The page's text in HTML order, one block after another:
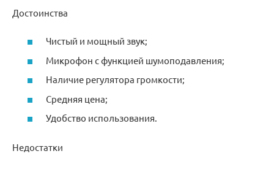
Достоинства
Чистый и мощный звук;
Микрофон с функцией шумоподавления;
Наличие регулятора громкости;
Средняя цена;
Удобство использования.
Недостатки